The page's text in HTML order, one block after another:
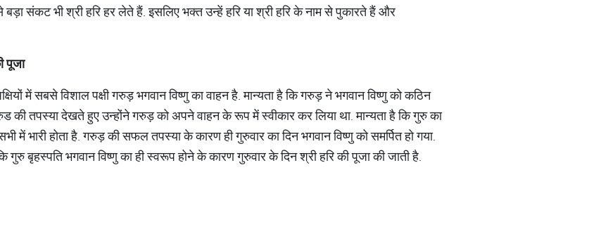
बड़ा संकट भी श्री हरि हर लेते हैं. इसलिए भक्त उन्हें हरि या श्री हरि के नाम से पुकारते हैं और
पूजा
में सबसे विशाल पक्षी गरुड़ भगवान विष्णु का वाहन है. मान्यता है कि गरुड़ ने भगवान विष्णु को कठिन
की तपस्या देखते हुए उन्होंने गरुड़ को अपने वाहन के रूप में स्वीकार कर लिया था. मान्यता है कि गुरु का
सभी में भारी होता है. गरुड़ की सफल तपस्या के कारण ही गुरुवार का दिन भगवान विष्णु को समर्पित हो गया.
गुरु बृहस्पति भगवान विष्णु का ही स्वरूप होने के कारण गुरुवार के दिन श्री हरि की पूजा की जाती है.